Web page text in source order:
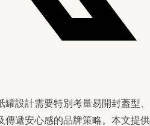
設計需要特別考量易開封蓋型、
傳遞安心感的品牌策略。本文提供